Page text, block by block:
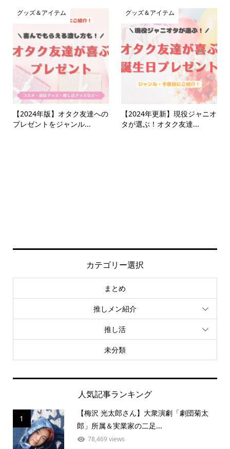
グッズ＆アイテム
【2024年版】オタク友達への
プレゼントをジャンル...
グッズ＆アイテム
【2024年更新】現役ジャニオ
タが選ぶ！オタク友達...
カテゴリー選択
まとめ
推しメン紹介
推し活
未分類
人気記事ランキング
1
【梅沢 光太郎さん】大衆演劇「劇団菊太
郎」所属＆実業家の二足...
78,469 views